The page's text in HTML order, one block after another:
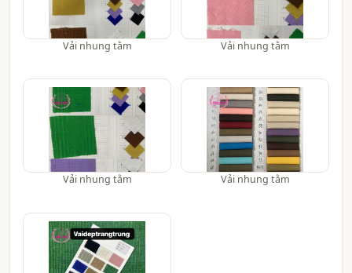
Vải nhung tằm Vải nhung tằm
Vải nhung tằm Vải nhung tằm